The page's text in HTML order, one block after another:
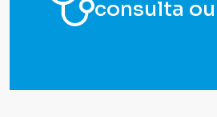
consulta